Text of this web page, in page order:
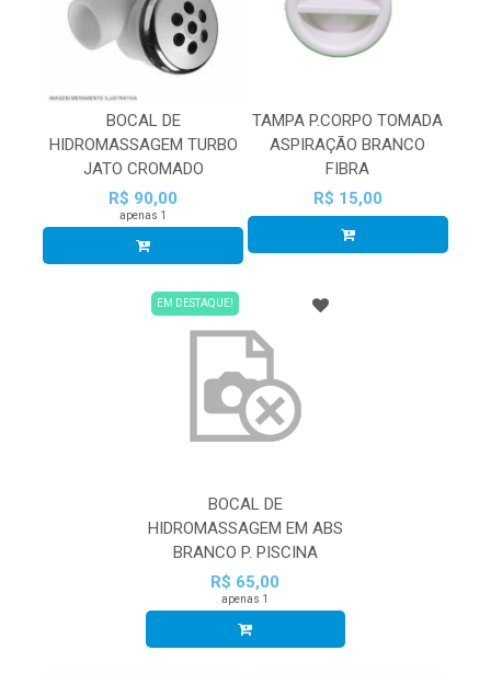
BOCAL DE
HIDROMASSAGEM TURBO
JATO CROMADO
R$ 90,00
apenas 1
TAMPA P.CORPO TOMADA
ASPIRAÇÃO BRANCO
FIBRA
R$ 15,00
EM DESTAQUE!
BOCAL DE
HIDROMASSAGEM EM ABS
BRANCO P. PISCINA
R$ 65,00
apenas 1